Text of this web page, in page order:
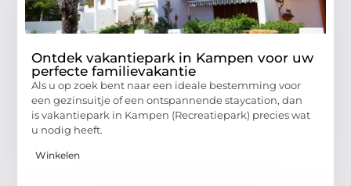
Ontdek vakantiepark in Kampen voor uw
perfecte familievakantie
Als u op zoek bent naar een ideale bestemming voor
een gezinsuitje of een ontspannende staycation, dan
is vakantiepark in Kampen (Recreatiepark) precies wat
u nodig heeft.
Winkelen